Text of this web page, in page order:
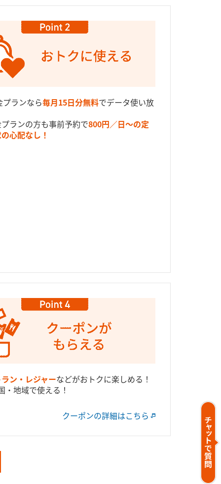
ランなら毎月15日分無料でデータ使い放
ランの方も事前予約で800円／日〜の定
心配なし！
ン・レジャーなどがおトクに楽しめる！
・地域で使える！
クーポンの詳細はこちら